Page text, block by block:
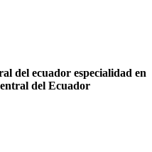
del ecuador especialidad en
del Ecuador